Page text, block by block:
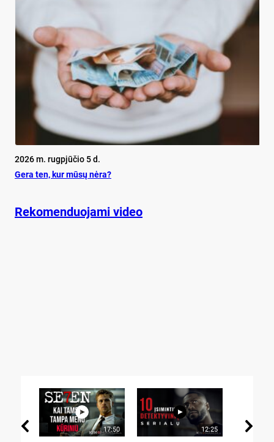
2026 m. rugpjūčio 5 d.
Ge­ra ten, kur mū­sų nė­ra?
Rekomenduojami video
17:50 12:25